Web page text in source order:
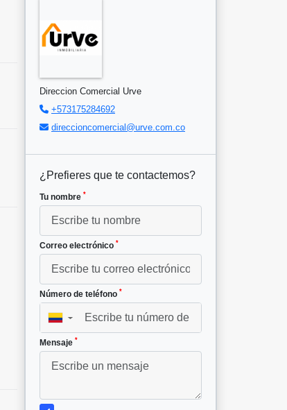
Direccion Comercial Urve
+573175284692
direccioncomercial@urve.com.co
¿Prefieres que te contactemos?
Tu nombre *
Correo electrónico *
Número de teléfono *
▼
Mensaje *